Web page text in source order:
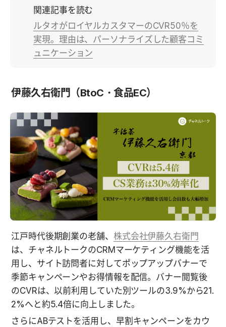
関連記事を読む
ルタオがロイヤルカスタマーのCVR50％を
実現。理由は、パーソナライズした顧客コミ
ュニケーション
伊藤久右衛門（BtoC・食品EC）
江戸時代後期創業の老舗、 株式会社伊藤久右衛門
は、チャネルトークのCRMマーケティング機能を活
用し、サイト訪問者に対してポップアップバナーで
季節キャンペーンやお得情報を配信。バナー閲覧後
のCVRは、以前利用していた別ツールの3.9%から21.
2%へと約5.4倍に向上しました。
さらにABテストを活用し、 早割キャンペーンをカウ